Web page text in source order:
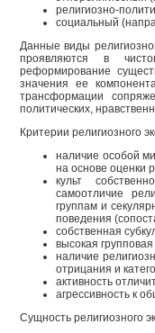
религиозно-
социальный
Данные виды
проявляются в
реформирование
значения ее
трансформации
политических,
Критерии религиозного
наличие особой
на основе оценки
культ
самоотличие
группам и
поведения
собственная
высокая
наличие
отрицания и
активность
агрессивность к
Сущность религиозного